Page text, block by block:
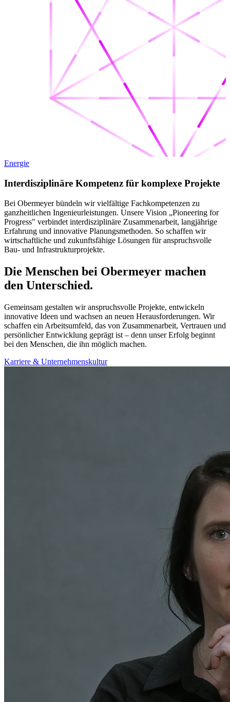
Energie
Interdisziplinäre Kompetenz für komplexe Projekte
Bei Obermeyer bündeln wir vielfältige Fachkompetenzen zu
ganzheitlichen Ingenieurleistungen. Unsere Vision „Pioneering for
Progress" verbindet interdisziplinäre Zusammenarbeit, langjährige
Erfahrung und innovative Planungsmethoden. So schaffen wir
wirtschaftliche und zukunftsfähige Lösungen für anspruchsvolle
Bau- und Infrastrukturprojekte.
Die Menschen bei Obermeyer machen
den Unterschied.
Gemeinsam gestalten wir anspruchsvolle Projekte, entwickeln
innovative Ideen und wachsen an neuen Herausforderungen. Wir
schaffen ein Arbeitsumfeld, das von Zusammenarbeit, Vertrauen und
persönlicher Entwicklung geprägt ist – denn unser Erfolg beginnt
bei den Menschen, die ihn möglich machen.
Karriere & Unternehmenskultur